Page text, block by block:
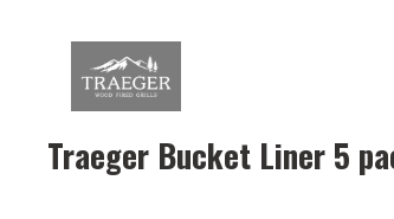
Traeger Bucket Liner 5